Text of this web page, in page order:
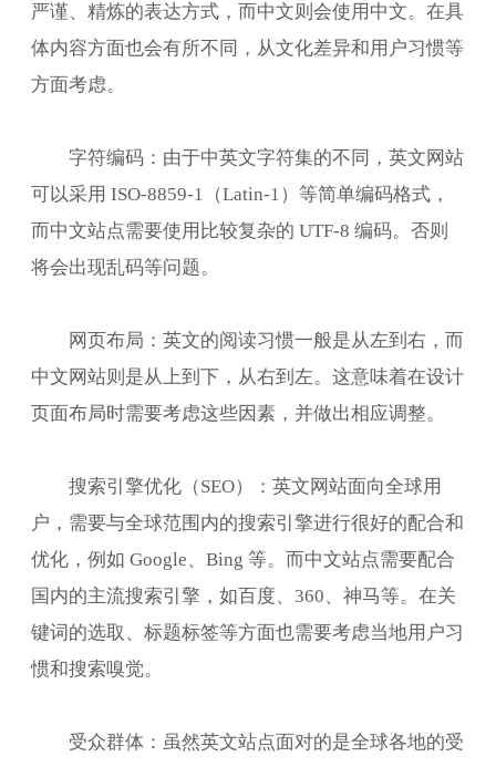
严谨、精炼的表达方式，而中文则会使用中文。在具
体内容方面也会有所不同，从文化差异和用户习惯等
方面考虑。
字符编码：由于中英文字符集的不同，英文网站
可以采用 ISO-8859-1（Latin-1）等简单编码格式，
而中文站点需要使用比较复杂的 UTF-8 编码。否则
将会出现乱码等问题。
网页布局：英文的阅读习惯一般是从左到右，而
中文网站则是从上到下，从右到左。这意味着在设计
页面布局时需要考虑这些因素，并做出相应调整。
搜索引擎优化（SEO）：英文网站面向全球用
户，需要与全球范围内的搜索引擎进行很好的配合和
优化，例如 Google、Bing 等。而中文站点需要配合
国内的主流搜索引擎，如百度、360、神马等。在关
键词的选取、标题标签等方面也需要考虑当地用户习
惯和搜索嗅觉。
受众群体：虽然英文站点面对的是全球各地的受